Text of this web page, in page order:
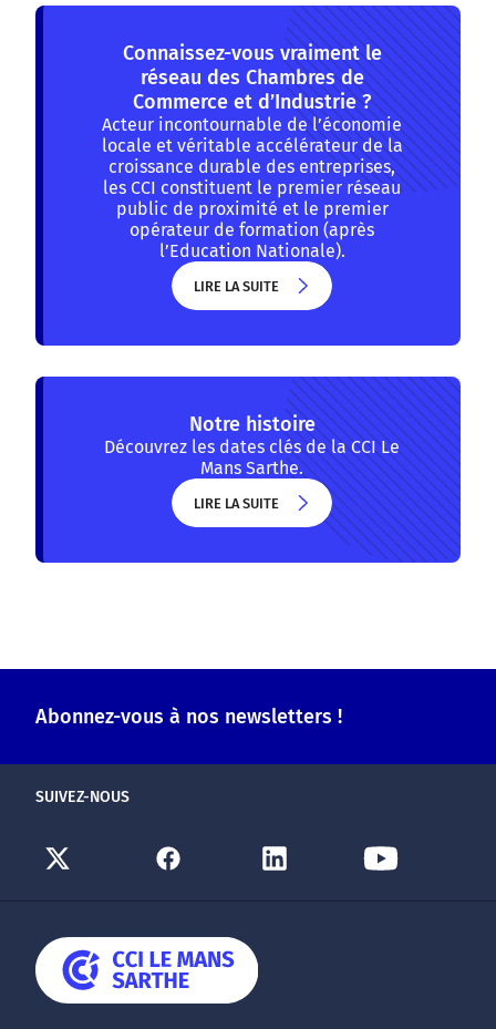
Connaissez-vous vraiment le
réseau des Chambres de
Commerce et d’Industrie ?
Acteur incontournable de l’économie
locale et véritable accélérateur de la
croissance durable des entreprises,
les CCI constituent le premier réseau
public de proximité et le premier
opérateur de formation (après
l’Education Nationale).
LIRE LA SUITE
Notre histoire
Découvrez les dates clés de la CCI Le
Mans Sarthe.
LIRE LA SUITE
Abonnez-vous à nos newsletters !
SUIVEZ-NOUS